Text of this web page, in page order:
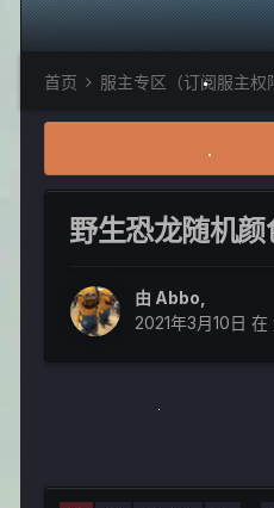
首页 服主专区（订阅服主权
野生恐龙随机颜
由 Abbo
2021年3月10日 在